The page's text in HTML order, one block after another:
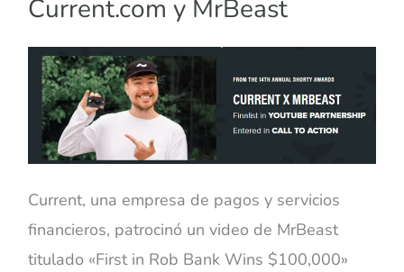
Current.com y MrBeast
Current, una empresa de pagos y servicios
financieros, patrocinó un video de MrBeast
titulado «First in Rob Bank Wins $100,000»